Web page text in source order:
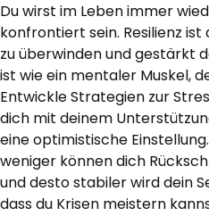
Du wirst im Leben immer
konfrontiert sein. Resilienz ist
zu überwinden und gestärkt
ist wie ein mentaler Muskel,
Entwickle Strategien zur
dich mit deinem
eine optimistische
weniger können dich
und desto stabiler wird dein
dass du Krisen meistern